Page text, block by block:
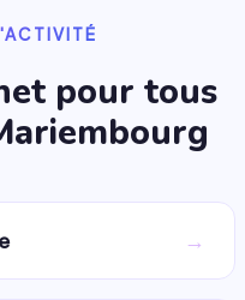
pour tous
→